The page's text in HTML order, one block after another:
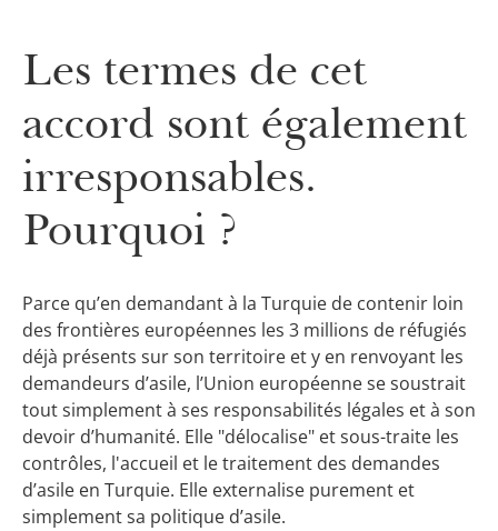
Les termes de cet
accord sont également
irresponsables.
Pourquoi ?
Parce qu’en demandant à la Turquie de contenir loin
des frontières européennes les 3 millions de réfugiés
déjà présents sur son territoire et y en renvoyant les
demandeurs d’asile, l’Union européenne se soustrait
tout simplement à ses responsabilités légales et à son
devoir d’humanité. Elle "délocalise" et sous-traite les
contrôles, l'accueil et le traitement des demandes
d’asile en Turquie. Elle externalise purement et
simplement sa politique d’asile.